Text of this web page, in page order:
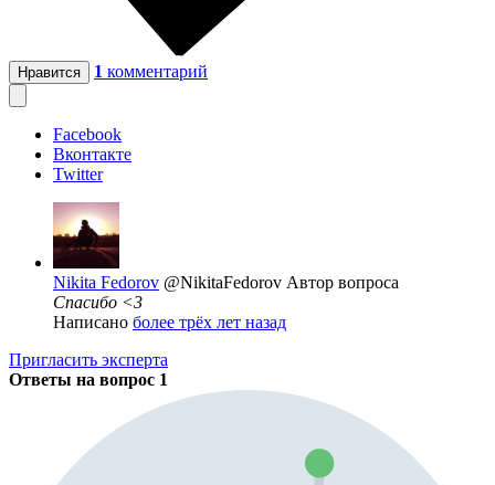
Нравится 1 комментарий
Facebook
Вконтакте
Twitter
Nikita Fedorov @NikitaFedorov Автор вопроса
Спасибо <3
Написано более трёх лет назад
Пригласить эксперта
Ответы на вопрос 1